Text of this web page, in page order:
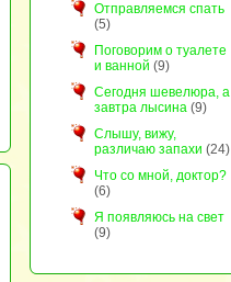
Отправляемся спать
(5)
Поговорим о туалете
и ванной (9)
Сегодня шевелюра, а
завтра лысина(9)
Слышу, вижу,
различаю запахи (24)
Что со мной, доктор?
(6)
Я появляюсь на свет
(9)